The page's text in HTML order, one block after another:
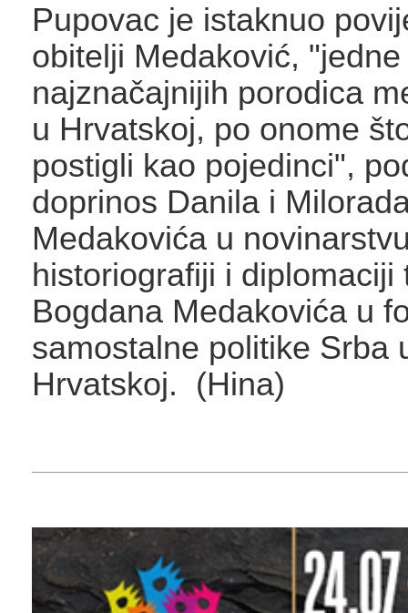
Pupovac je istaknuo
obitelji Medaković,
najznačajnijih porodica
u Hrvatskoj, po onome
postigli kao pojedinci",
doprinos Danila i
Medakovića u
historiografiji i diplomaciji
Bogdana Medakovića u
samostalne politike Srba
Hrvatskoj. (Hina)